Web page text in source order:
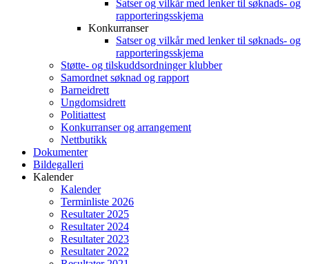
Satser og vilkår med lenker til søknads- og
rapporteringsskjema
Konkurranser
Satser og vilkår med lenker til søknads- og
rapporteringsskjema
Støtte- og tilskuddsordninger klubber
Samordnet søknad og rapport
Barneidrett
Ungdomsidrett
Politiattest
Konkurranser og arrangement
Nettbutikk
Dokumenter
Bildegalleri
Kalender
Kalender
Terminliste 2026
Resultater 2025
Resultater 2024
Resultater 2023
Resultater 2022